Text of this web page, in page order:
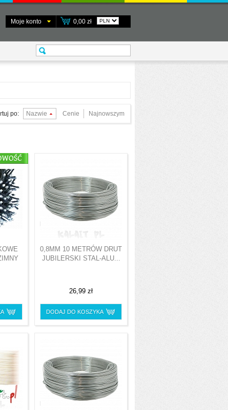
Moje konto 0,00 zł
po: Nazwie Cenie Najnowszym
0,8MM 10 METRÓW DRUT
JUBILERSKI STAL-ALU...
26,99 zł
DODAJ DO KOSZYKA